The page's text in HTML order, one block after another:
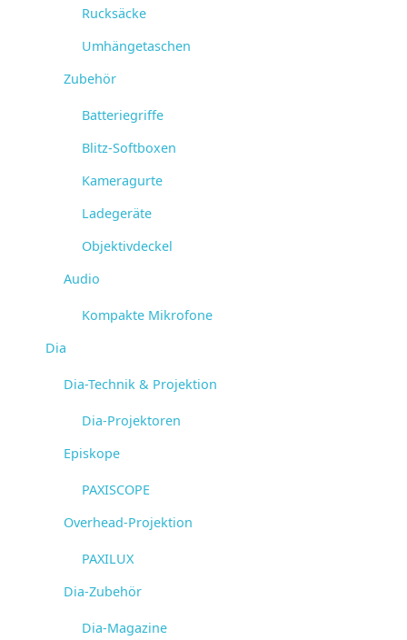
Rucksäcke
Umhängetaschen
Zubehör
Batteriegriffe
Blitz-Softboxen
Kameragurte
Ladegeräte
Objektivdeckel
Audio
Kompakte Mikrofone
Dia
Dia-Technik & Projektion
Dia-Projektoren
Episkope
PAXISCOPE
Overhead-Projektion
PAXILUX
Dia-Zubehör
Dia-Magazine